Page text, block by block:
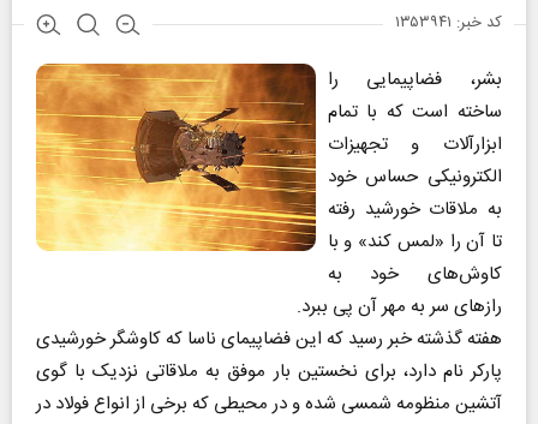
کد خبر: ۱۳۵۳۹۴۱
بشر، فضاپیمایی را
ساخته است که با تمام
ابزارآلات و تجهیزات
الکترونیکی حساس خود
به ملاقات خورشید رفته
تا آن را «لمس کند» و با
کاوش‌های خود به
رازهای سر به مهر آن پی ببرد.
هفته گذشته خبر رسید که این فضاپیمای ناسا که کاوشگر خورشیدی
پارکر نام دارد، برای نخستین بار موفق به ملاقاتی نزدیک با گوی
آتشین منظومه شمسی شده و در محیطی که برخی از انواع فولاد در